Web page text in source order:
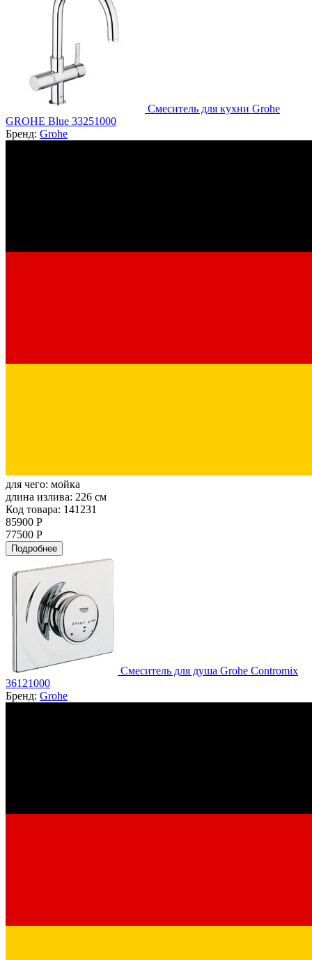
Смеситель для кухни Grohe
GROHE Blue 33251000
Бренд: Grohe
для чего: мойка
длина излива: 226 см
Код товара: 141231
85900 Р
77500 Р
Подробнее
Смеситель для душа Grohe Contromix
36121000
Бренд: Grohe